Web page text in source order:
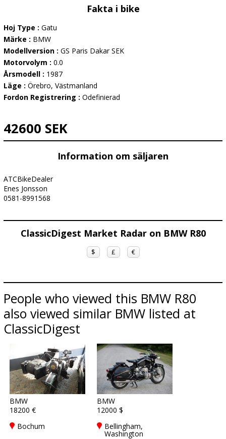
Fakta i bike
Hoj Type : Gatu
Märke : BMW
Modellversion : GS Paris Dakar SEK
Motorvolym : 0.0
Årsmodell : 1987
Läge : Örebro, Västmanland
Fordon Registrering : Odefinierad
42600 SEK
Information om säljaren
ATCBikeDealer
Enes Jonsson
0581-8991568
ClassicDigest Market Radar on BMW R80
$ £ €
People who viewed this BMW R80
also viewed similar BMW listed at
ClassicDigest
BMW
18200 €
Bochum
BMW
12000 $
Bellingham,
Washington